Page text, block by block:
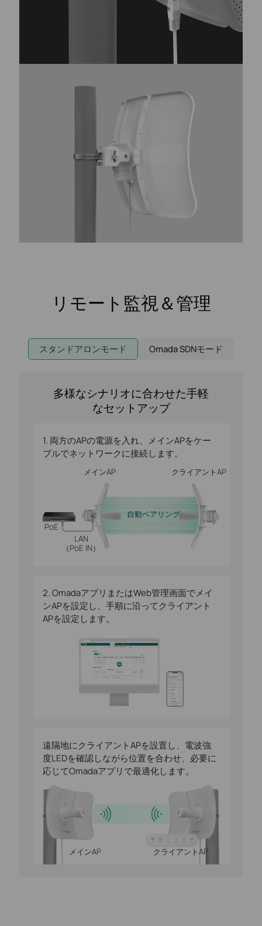
リモート監視＆管理
スタンドアロンモード Omada SDNモード
多様なシナリオに合わせた手軽
なセットアップ
1. 両方のAPの電源を入れ、メインAPをケー
ブルでネットワークに接続します。
メインAP クライアントAP
自動ペアリング
PoE
LAN
（PoE IN）
2. OmadaアプリまたはWeb管理画面でメイ
ンAPを設定し、手順に沿ってクライアント
APを設定します。
遠隔地にクライアントAPを設置し、電波強
度LEDを確認しながら位置を合わせ、必要に
応じてOmadaアプリで最適化します。
メインAP クライアントAP
一括プロビジョニング
クラウド
集中管理＆リモートアクセス